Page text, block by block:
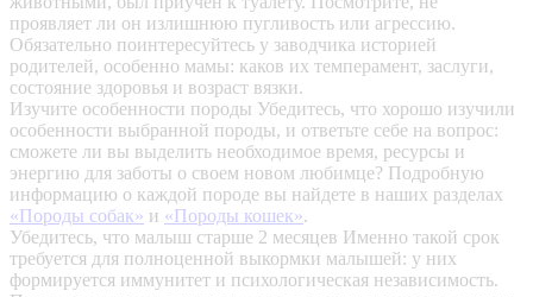
проявляет ли он излишнюю пугливость или агрессию.
Обязательно поинтересуйтесь у заводчика историей
родителей, особенно мамы: каков их темперамент, заслуги,
состояние здоровья и возраст вязки.
Изучите особенности породы Убедитесь, что хорошо изучили
особенности выбранной породы, и ответьте себе на вопрос:
сможете ли вы выделить необходимое время, ресурсы и
энергию для заботы о своем новом любимце? Подробную
информацию о каждой породе вы найдете в наших разделах
«Породы собак» и «Породы кошек».
Убедитесь, что малыш старше 2 месяцев Именно такой срок
требуется для полноценной выкормки малышей: у них
формируется иммунитет и психологическая независимость.